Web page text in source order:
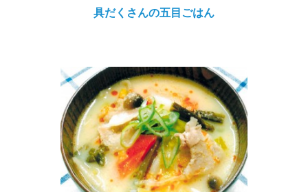
具だくさんの五目ごはん